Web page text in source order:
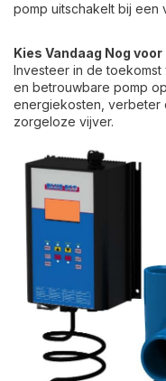
pomp uitschakelt bij een
Kies Vandaag Nog
Investeer in de
en betrouwbare pomp
energiekosten, verbeter
zorgeloze vijver.